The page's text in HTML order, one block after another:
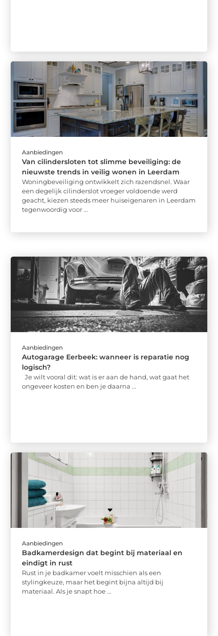
Aanbiedingen
Van cilindersloten tot slimme beveiliging: de
nieuwste trends in veilig wonen in Leerdam
Woningbeveiliging ontwikkelt zich razendsnel. Waar
een degelijk cilinderslot vroeger voldoende werd
geacht, kiezen steeds meer huiseigenaren in Leerdam
tegenwoordig voor ...
Aanbiedingen
Autogarage Eerbeek: wanneer is reparatie nog
logisch?
Je wilt vooral dit: wat is er aan de hand, wat gaat het
ongeveer kosten en ben je daarna ...
Aanbiedingen
Badkamerdesign dat begint bij materiaal en
eindigt in rust
Rust in je badkamer voelt misschien als een
stylingkeuze, maar het begint bijna altijd bij
materiaal. Als je snapt hoe ...